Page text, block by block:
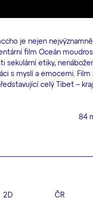
je nejen
film Oceán
etiky,
s myslí a emocemi.
celý Tibet –
84
2D ČR